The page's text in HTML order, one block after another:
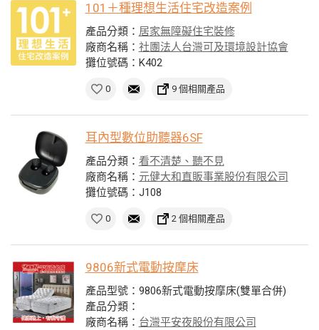
101＋種理想生活住宅改造案例
產品分類： 居家無障礙住宅裝修
廠商名稱： 社團法人台灣可及環境設計協會
攤位號碼：K402
0 9 個相關產品
耳內型數位助聽器6SF
產品分類： 看不清楚、聽不見
廠商名稱： 元健大和直販事業股份有限公司
攤位號碼：J108
0 2 個相關產品
9806新式電動按摩床
產品型號：9806新式電動按摩床(雙單合併)
產品分類：
廠商名稱： 台灣平安夜股份有限公司